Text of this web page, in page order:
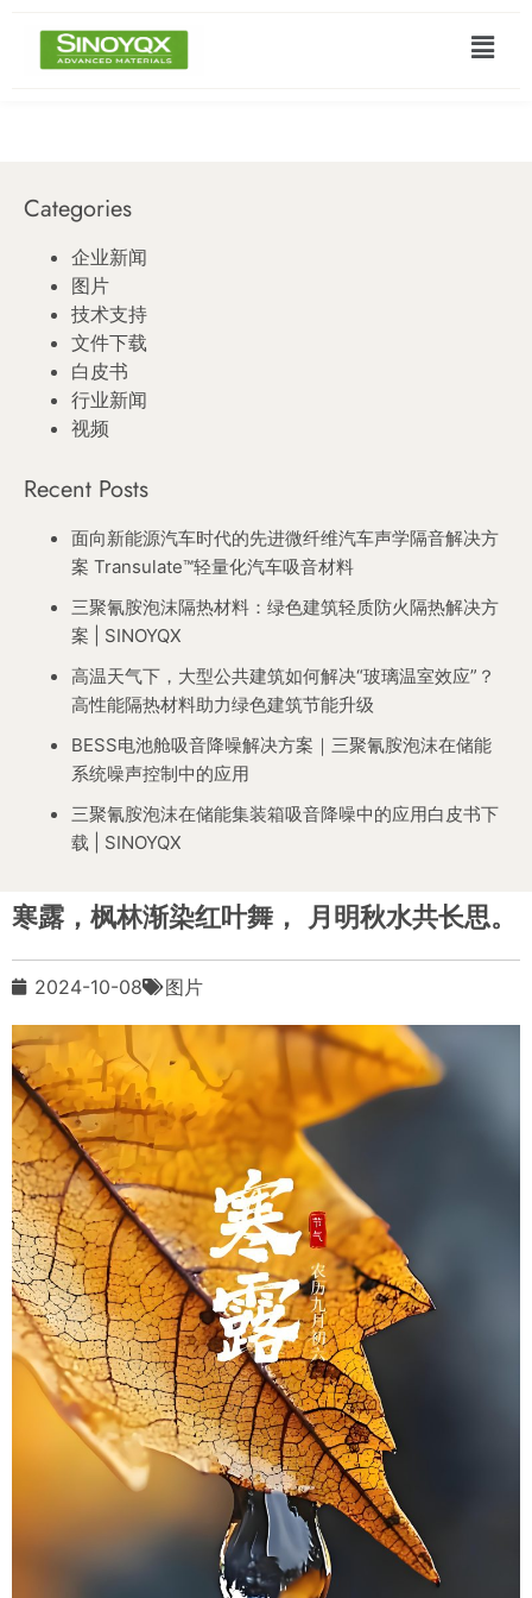
Categories
企业新闻
图片
技术支持
文件下载
白皮书
行业新闻
视频
Recent Posts
面向新能源汽车时代的先进微纤维汽车声学隔音解决方
案 Transulate™轻量化汽车吸音材料
三聚氰胺泡沫隔热材料：绿色建筑轻质防火隔热解决方
案 | SINOYQX
高温天气下，大型公共建筑如何解决“玻璃温室效应”？
高性能隔热材料助力绿色建筑节能升级
BESS电池舱吸音降噪解决方案｜三聚氰胺泡沫在储能
系统噪声控制中的应用
三聚氰胺泡沫在储能集装箱吸音降噪中的应用白皮书下
载 | SINOYQX
寒露，枫林渐染红叶舞， 月明秋水共长思。
2024-10-08 图片